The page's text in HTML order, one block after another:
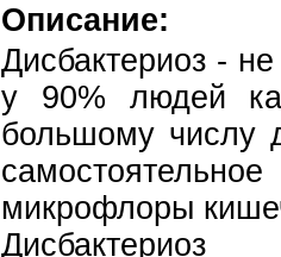
Описание:
Дисбактериоз -
у 90% людей
большому числу
микрофлоры
Дисбактериоз